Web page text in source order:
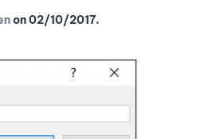
on02/10/2017.